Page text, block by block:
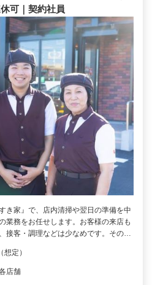
可｜契約社員
き家』で、店内清掃や翌日の準備を中
業務をお任せします。お客様の来店も
接客・調理などは少なめです。その…
定）
店舗